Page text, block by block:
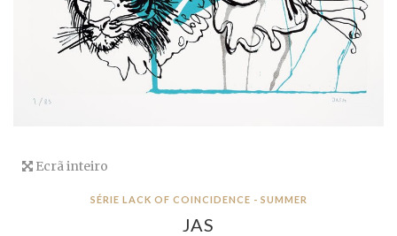
Ecrã inteiro
SÉRIE LACK OF COINCIDENCE - SUMMER
JAS